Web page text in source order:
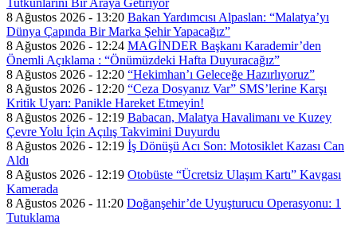
Tutkunlarını Bir Araya Getiriyor
8 Ağustos 2026 - 13:20 Bakan Yardımcısı Alpaslan: “Malatya’yı
Dünya Çapında Bir Marka Şehir Yapacağız”
8 Ağustos 2026 - 12:24 MAGİNDER Başkanı Karademir’den
Önemli Açıklama : “Önümüzdeki Hafta Duyuracağız”
8 Ağustos 2026 - 12:20 “Hekimhan’ı Geleceğe Hazırlıyoruz”
8 Ağustos 2026 - 12:20 “Ceza Dosyanız Var” SMS’lerine Karşı
Kritik Uyarı: Panikle Hareket Etmeyin!
8 Ağustos 2026 - 12:19 Babacan, Malatya Havalimanı ve Kuzey
Çevre Yolu İçin Açılış Takvimini Duyurdu
8 Ağustos 2026 - 12:19 İş Dönüşü Acı Son: Motosiklet Kazası Can
Aldı
8 Ağustos 2026 - 12:19 Otobüste “Ücretsiz Ulaşım Kartı” Kavgası
Kamerada
8 Ağustos 2026 - 11:20 Doğanşehir’de Uyuşturucu Operasyonu: 1
Tutuklama